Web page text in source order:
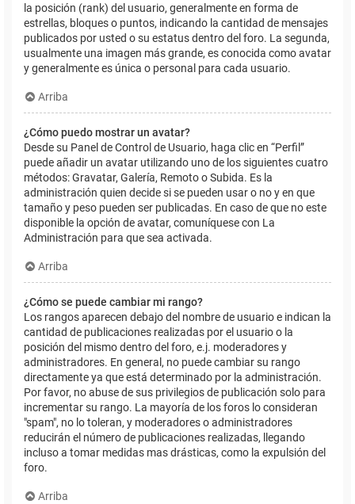
la posición (rank) del usuario, generalmente en forma de
estrellas, bloques o puntos, indicando la cantidad de mensajes
publicados por usted o su estatus dentro del foro. La segunda,
usualmente una imagen más grande, es conocida como avatar
y generalmente es única o personal para cada usuario.
Arriba
¿Cómo puedo mostrar un avatar?
Desde su Panel de Control de Usuario, haga clic en “Perfil”
puede añadir un avatar utilizando uno de los siguientes cuatro
métodos: Gravatar, Galería, Remoto o Subida. Es la
administración quien decide si se pueden usar o no y en que
tamaño y peso pueden ser publicadas. En caso de que no este
disponible la opción de avatar, comuníquese con La
Administración para que sea activada.
Arriba
¿Cómo se puede cambiar mi rango?
Los rangos aparecen debajo del nombre de usuario e indican la
cantidad de publicaciones realizadas por el usuario o la
posición del mismo dentro del foro, e.j. moderadores y
administradores. En general, no puede cambiar su rango
directamente ya que está determinado por la administración.
Por favor, no abuse de sus privilegios de publicación solo para
incrementar su rango. La mayoría de los foros lo consideran
"spam", no lo toleran, y moderadores o administradores
reducirán el número de publicaciones realizadas, llegando
incluso a tomar medidas mas drásticas, como la expulsión del
foro.
Arriba